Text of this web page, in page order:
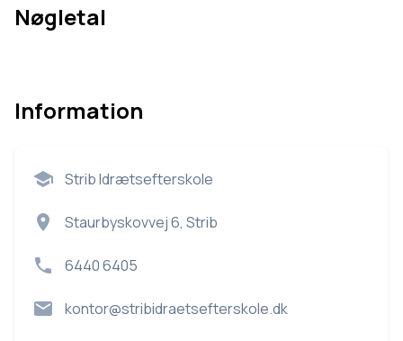
Nøgletal
Information
Strib Idrætsefterskole
Staurbyskovvej 6, Strib
6440 6405
kontor@stribidraetsefterskole.dk